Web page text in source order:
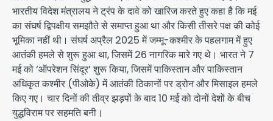
भारतीय विदेश मंत्रालय ने ट्रंप के दावे को खारिज करते हुए कहा है कि मई
का संघर्ष द्विपक्षीय समझौते से समाप्त हुआ था और किसी तीसरे पक्ष की कोई
भूमिका नहीं थी। संघर्ष अप्रैल 2025 में जम्मू-कश्मीर के पहलगाम में हुए
आतंकी हमले से शुरू हुआ था, जिसमें 26 नागरिक मारे गए थे। भारत ने 7
मई को ‘ऑपरेशन सिंदूर’ शुरू किया, जिसमें पाकिस्तान और पाकिस्तान
अधिकृत कश्मीर (पीओके) में आतंकी ठिकानों पर ड्रोन और मिसाइल हमले
किए गए। चार दिनों की तीव्र झड़पों के बाद 10 मई को दोनों देशों के बीच
युद्धविराम पर सहमति बनी।